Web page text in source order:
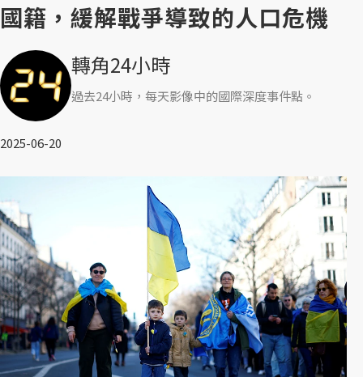
國籍，緩解戰爭導致的人口危機
轉角24小時
過去24小時，每天影像中的國際深度事件點。
2025-06-20